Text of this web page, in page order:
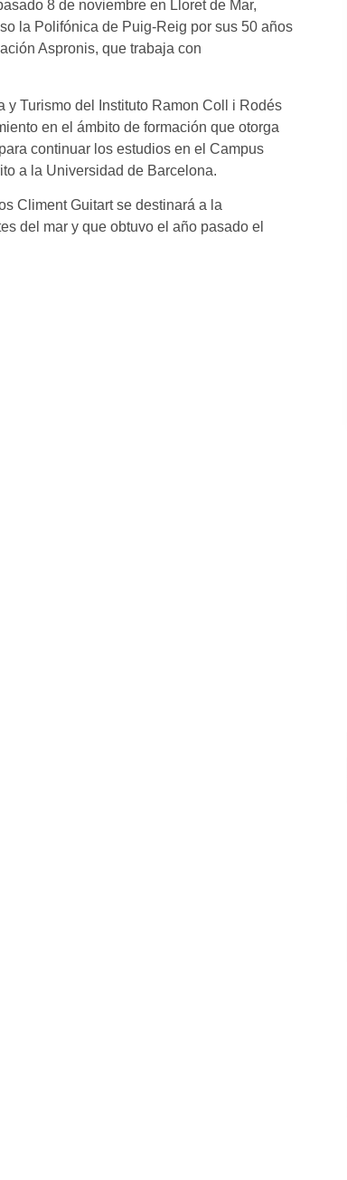
8 de noviembre en Lloret de Mar,
la Polifónica de Puig-Reig por sus 50 años
Aspronis, que trabaja con
Turismo del Instituto Ramon Coll i Rodés
en el ámbito de formación que otorga
continuar los estudios en el Campus
a la Universidad de Barcelona.
Climent Guitart se destinará a la
del mar y que obtuvo el año pasado el